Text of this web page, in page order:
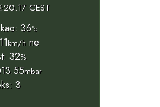
20:17 CEST
36°c
km/hne
32%
mbar
3